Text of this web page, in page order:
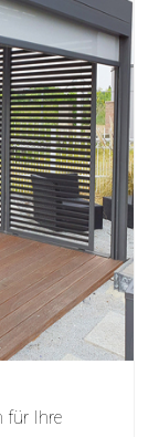
für Ihre